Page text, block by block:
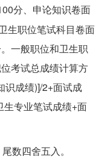
分、申论知识卷面
生职位笔试科目卷面
一般职位和卫生职
考试总成绩计算方
识成绩)]/2+面试成
专业笔试成绩+面
数四舍五入。